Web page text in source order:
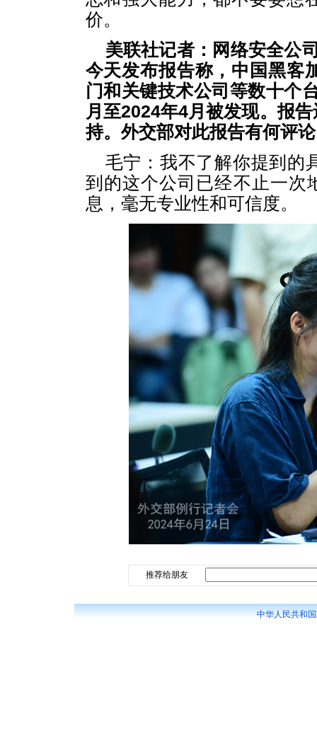
价。
美联社记者：网络安全公
今天发布报告称，中国黑客
门和关键技术公司等数十个
月至2024年4月被发现。报
持。外交部对此报告有何评
毛宁：我不了解你提到的
到的这个公司已经不止一次
息，毫无专业性和可信度。
推荐给朋友
中华人民共和